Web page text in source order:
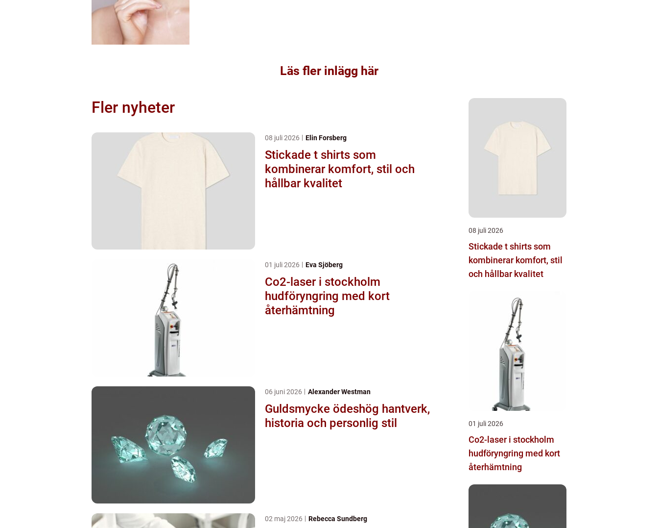
Läs fler inlägg här
Fler nyheter
08 juli 2026 Elin Forsberg
Stickade t shirts som
kombinerar komfort, stil och
hållbar kvalitet
01 juli 2026 Eva Sjöberg
Co2-laser i stockholm
hudföryngring med kort
återhämtning
06 juni 2026 Alexander Westman
Guldsmycke ödeshög hantverk,
historia och personlig stil
02 maj 2026 Rebecca Sundberg
08 juli 2026
Stickade t shirts som
kombinerar komfort, stil
och hållbar kvalitet
01 juli 2026
Co2-laser i stockholm
hudföryngring med kort
återhämtning